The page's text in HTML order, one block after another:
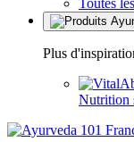
Toutes
Plus
Nutrition